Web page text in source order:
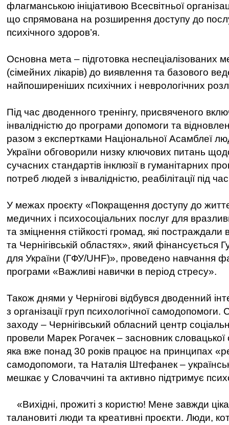
флагманською ініціативою Всесвітньої
що спрямована на розширення доступу до
психічного здоров’я.
Основна мета – підготовка неспеціалізованих
(сімейних лікарів) до виявлення та базового
найпоширеніших психічних і неврологічних
Під час дводенного тренінгу, присвяченого
інвалідністю до програми допомоги та
разом з експертками Національної Асамблеї
України обговорили низку ключових питань
сучасних стандартів інклюзії в гуманітарних
потреб людей з інвалідністю, реабілітації під
У межах проєкту «Покращення доступу до
медичних і психосоціальних послуг для
та зміцнення стійкості громад, які постраждали
та Чернігівській областях», який
для України (ГФУ/UHF)», проведено навчання
програми «Важливі навички в період стресу».
Також днями у Чернігові відбувся дводенний
з організації груп психологічної самодопомоги.
заходу – Чернігівський обласний центр
провели Марек Рогачек – засновник словацької
яка вже понад 30 років працює на принципах
самодопомоги, та Наталія Штефанек –
мешкає у Словаччині та активно підтримує
«Вихідні, прожиті з користю! Мене завжди
талановиті люди та креативні проєкти. Люди,